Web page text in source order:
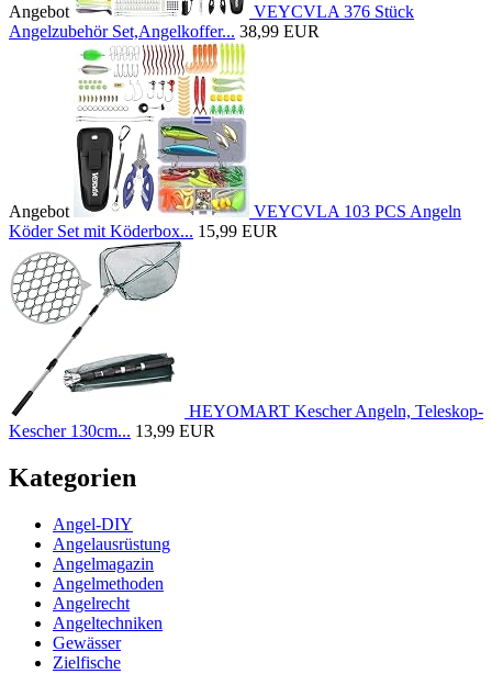
Angebot
VEYCVLA 376 Stück
Angelzubehör Set,Angelkoffer... 38,99 EUR
Angebot
VEYCVLA 103 PCS Angeln
Köder Set mit Köderbox... 15,99 EUR
HEYOMART Kescher Angeln, Teleskop-
Kescher 130cm... 13,99 EUR
Kategorien
Angel-DIY
Angelausrüstung
Angelmagazin
Angelmethoden
Angelrecht
Angeltechniken
Gewässer
Zielfische